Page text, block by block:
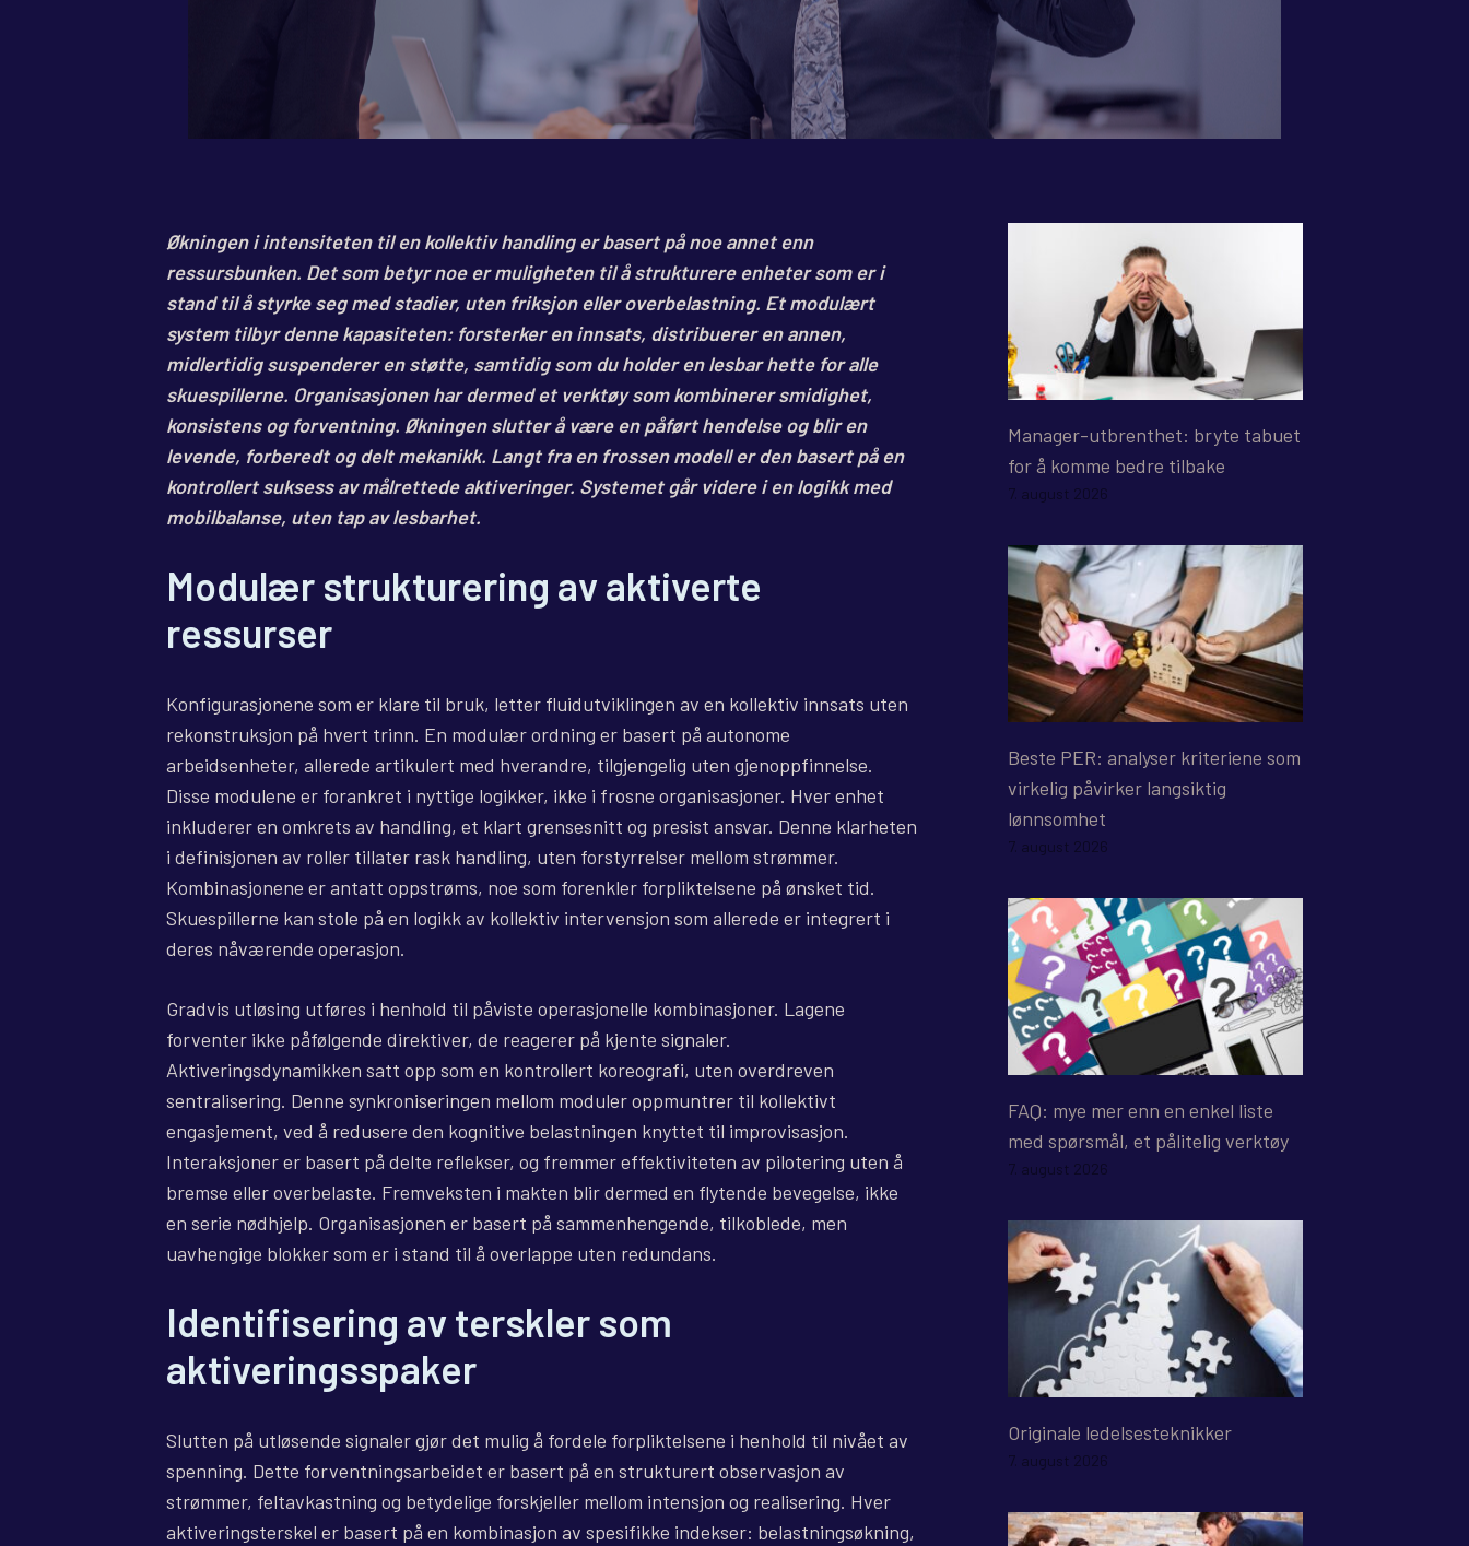
Økningen i intensiteten til en kollektiv handling er basert på noe annet enn
ressursbunken. Det som betyr noe er muligheten til å strukturere enheter som er i
stand til å styrke seg med stadier, uten friksjon eller overbelastning. Et modulært
system tilbyr denne kapasiteten: forsterker en innsats, distribuerer en annen,
midlertidig suspenderer en støtte, samtidig som du holder en lesbar hette for alle
skuespillerne. Organisasjonen har dermed et verktøy som kombinerer smidighet,
konsistens og forventning. Økningen slutter å være en påført hendelse og blir en
levende, forberedt og delt mekanikk. Langt fra en frossen modell er den basert på en
kontrollert suksess av målrettede aktiveringer. Systemet går videre i en logikk med
mobilbalanse, uten tap av lesbarhet.
Modulær strukturering av aktiverte
ressurser
Konfigurasjonene som er klare til bruk, letter fluidutviklingen av en kollektiv innsats uten
rekonstruksjon på hvert trinn. En modulær ordning er basert på autonome
arbeidsenheter, allerede artikulert med hverandre, tilgjengelig uten gjenoppfinnelse.
Disse modulene er forankret i nyttige logikker, ikke i frosne organisasjoner. Hver enhet
inkluderer en omkrets av handling, et klart grensesnitt og presist ansvar. Denne klarheten
i definisjonen av roller tillater rask handling, uten forstyrrelser mellom strømmer.
Kombinasjonene er antatt oppstrøms, noe som forenkler forpliktelsene på ønsket tid.
Skuespillerne kan stole på en logikk av kollektiv intervensjon som allerede er integrert i
deres nåværende operasjon.
Gradvis utløsing utføres i henhold til påviste operasjonelle kombinasjoner. Lagene
forventer ikke påfølgende direktiver, de reagerer på kjente signaler.
Aktiveringsdynamikken satt opp som en kontrollert koreografi, uten overdreven
sentralisering. Denne synkroniseringen mellom moduler oppmuntrer til kollektivt
engasjement, ved å redusere den kognitive belastningen knyttet til improvisasjon.
Interaksjoner er basert på delte reflekser, og fremmer effektiviteten av pilotering uten å
bremse eller overbelaste. Fremveksten i makten blir dermed en flytende bevegelse, ikke
en serie nødhjelp. Organisasjonen er basert på sammenhengende, tilkoblede, men
uavhengige blokker som er i stand til å overlappe uten redundans.
Identifisering av terskler som
aktiveringsspaker
Slutten på utløsende signaler gjør det mulig å fordele forpliktelsene i henhold til nivået av
spenning. Dette forventningsarbeidet er basert på en strukturert observasjon av
strømmer, feltavkastning og betydelige forskjeller mellom intensjon og realisering. Hver
aktiveringsterskel er basert på en kombinasjon av spesifikke indekser: belastningsøkning,
Manager-utbrenthet: bryte tabuet
for å komme bedre tilbake
7. august 2026
Beste PER: analyser kriteriene som
virkelig påvirker langsiktig
lønnsomhet
7. august 2026
FAQ: mye mer enn en enkel liste
med spørsmål, et pålitelig verktøy
7. august 2026
Originale ledelsesteknikker
7. august 2026